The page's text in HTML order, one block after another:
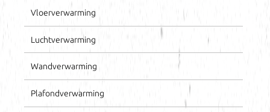
Vloerverwarming
Luchtverwarming
Wandverwarming
Plafondverwarming